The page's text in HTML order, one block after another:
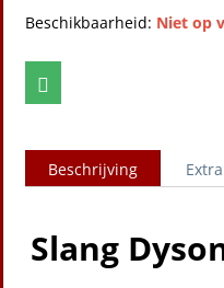
Beschikbaarheid: Niet op
Beschrijving
Slang